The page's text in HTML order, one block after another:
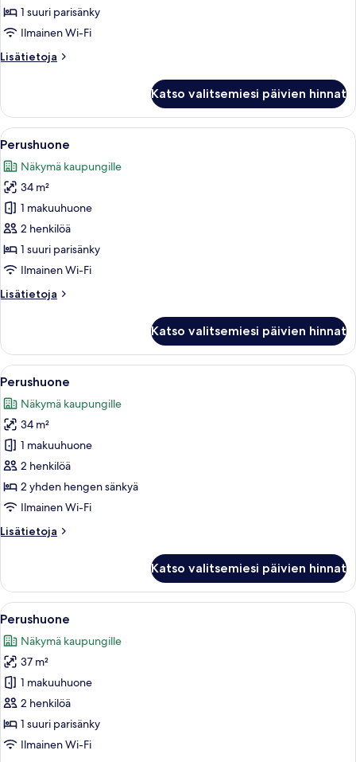
1 suuri parisänky
Ilmainen Wi-Fi
Lisätietoja
Lisätietoja
Katso valitsemiesi päivien hinnat
Avaa
kaikki
huonetyypin
Perushuone
kuvat
Moderni hotellihuone, jossa on
8
Perushuone
Näkymä kaupungille
34 m²
1 makuuhuone
2 henkilöä
1 suuri parisänky
Ilmainen Wi-Fi
Lisätietoja
Lisätietoja
Katso valitsemiesi päivien hinnat
Avaa
kaikki
huonetyypin
Perushuone
kuvat
Moderni hotellihuone, jossa on suuri
8
Perushuone
Näkymä kaupungille
34 m²
1 makuuhuone
2 henkilöä
2 yhden hengen sänkyä
Ilmainen Wi-Fi
Lisätietoja
Lisätietoja
Katso valitsemiesi päivien hinnat
Avaa
kaikki
huonetyypin
Perushuone
kuvat
Moderni hotellihuone, jossa on suuri
8
Perushuone
Näkymä kaupungille
37 m²
1 makuuhuone
2 henkilöä
1 suuri parisänky
Ilmainen Wi-Fi